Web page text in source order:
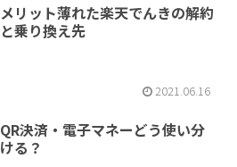
メリット薄れた楽天でんきの解約
と乗り換え先
2021.06.16
QR決済・電子マネーどう使い分
ける？